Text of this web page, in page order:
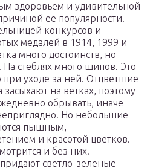
здоровьем и удивительной
ее популярности.
конкурсов и
медалей в 1914, 1999 и
много достоинств, но
На стеблях много шипов. Это
при уходе за ней. Отцветшие
засыхают на ветках, поэтому
обрывать, иначе
Но небольшие
пышным,
и красотой цветков.
и без них.
светло-зеленые